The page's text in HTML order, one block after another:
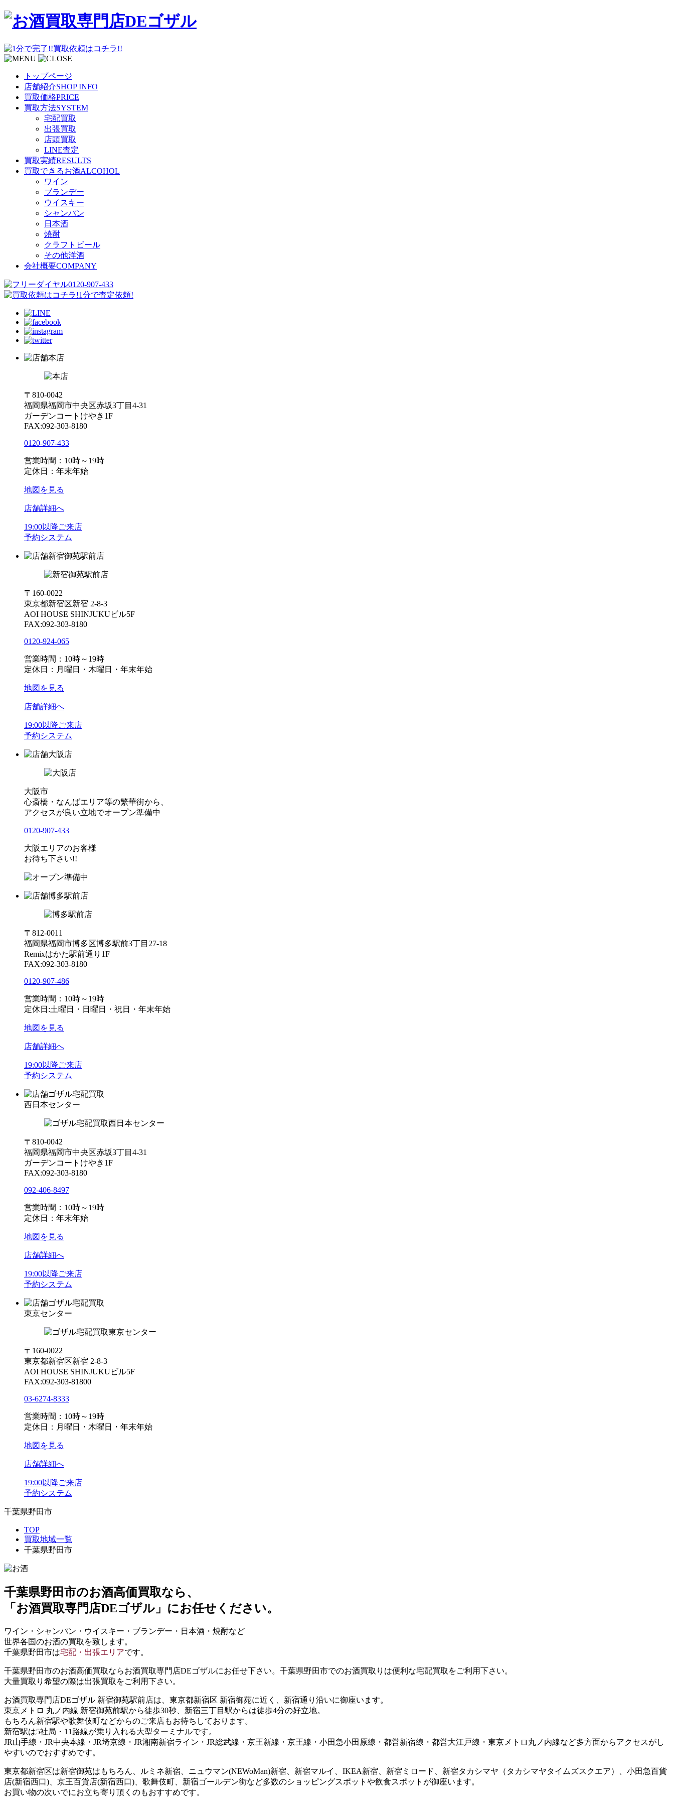
トップページ
店舗紹介SHOP INFO
買取価格PRICE
買取方法SYSTEM
宅配買取
出張買取
店頭買取
LINE査定
買取実績RESULTS
買取できるお酒ALCOHOL
ワイン
ブランデー
ウイスキー
シャンパン
日本酒
焼酎
クラフトビール
その他洋酒
会社概要COMPANY
本店
〒810-0042
福岡県福岡市中央区赤坂3丁目4-31
ガーデンコートけやき1F
FAX:092-303-8180
0120-907-433
営業時間：10時～19時
定休日：年末年始
地図を見る
店舗詳細へ
19:00以降ご来店
予約システム
新宿御苑駅前店
〒160-0022
東京都新宿区新宿 2-8-3
AOI HOUSE SHINJUKUビル5F
FAX:092-303-8180
0120-924-065
営業時間：10時～19時
定休日：月曜日・木曜日・年末年始
地図を見る
店舗詳細へ
19:00以降ご来店
予約システム
大阪店
大阪市
心斎橋・なんばエリア等の繁華街から、
アクセスが良い立地でオープン準備中
0120-907-433
大阪エリアのお客様
お待ち下さい!!
博多駅前店
〒812-0011
福岡県福岡市博多区博多駅前3丁目27-18
Remixはかた駅前通り1F
FAX:092-303-8180
0120-907-486
営業時間：10時～19時
定休日:土曜日・日曜日・祝日・年末年始
地図を見る
店舗詳細へ
19:00以降ご来店
予約システム
ゴザル宅配買取
西日本センター
〒810-0042
福岡県福岡市中央区赤坂3丁目4-31
ガーデンコートけやき1F
FAX:092-303-8180
092-406-8497
営業時間：10時～19時
定休日：年末年始
地図を見る
店舗詳細へ
19:00以降ご来店
予約システム
ゴザル宅配買取
東京センター
〒160-0022
東京都新宿区新宿 2-8-3
AOI HOUSE SHINJUKUビル5F
FAX:092-303-81800
03-6274-8333
営業時間：10時～19時
定休日：月曜日・木曜日・年末年始
地図を見る
店舗詳細へ
19:00以降ご来店
予約システム
千葉県野田市
TOP
買取地域一覧
千葉県野田市
千葉県野田市のお酒高価買取なら、
「お酒買取専門店DEゴザル」 にお任せください。
ワイン・シャンパン・ウイスキー・ブランデー・日本酒・焼酎など
世界各国のお酒の買取を致します。
千葉県野田市は宅配・出張エリアです。
千葉県野田市のお酒高価買取ならお酒買取専門店DEゴザルにお任せ下さい。千葉県野田市でのお酒買取りは便利な宅配買取をご利用下さい。
大量買取り希望の際は出張買取をご利用下さい。
お酒買取専門店DEゴザル 新宿御苑駅前店は、東京都新宿区 新宿御苑に近く、新宿通り沿いに御座います。
東京メトロ 丸ノ内線 新宿御苑前駅から徒歩30秒、新宿三丁目駅からは徒歩4分の好立地。
もちろん新宿駅や歌舞伎町などからのご来店もお待ちしております。
新宿駅は5社局・11路線が乗り入れる大型ターミナルです。
JR山手線・JR中央本線・JR埼京線・JR湘南新宿ライン・JR総武線・京王新線・京王線・小田急小田原線・都営新宿線・都営大江戸線・東京メトロ丸ノ内線など多方面からアクセスがし
やすいのでおすすめです。
東京都新宿区は新宿御苑はもちろん、ルミネ新宿、ニュウマン(NEWoMan)新宿、新宿マルイ、IKEA新宿、新宿ミロード、新宿タカシマヤ（タカシマヤタイムズスクエア）、小田急百貨
店(新宿西口)、京王百貨店(新宿西口)、歌舞伎町、新宿ゴールデン街など多数のショッピングスポットや飲食スポットが御座います。
お買い物の次いでにお立ち寄り頂くのもおすすめです。